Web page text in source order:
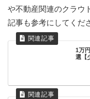
や不動産関連のクラウ
記事も参考にしてくだ
1万
選【